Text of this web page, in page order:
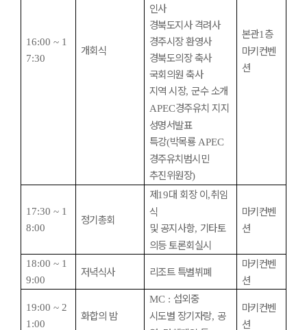
16:00 ~ 1
7:30
개회식
인사
경북도지사 격려사
경주시장 환영사
경북도의장 축사
국회의원 축사
지역 시장,군수 소개
APEC경주유치 지지
성명서발표
특강(박목룡 APEC
경주유치범시민
추진위원장)
본관1 층
마키컨벤
션
17:30 ~ 1
8:00
정기총회
제19대 회장 이,취임
식
및 공지사항, 기타토
의등 토론회실시
마키컨벤
션
18:00 ~ 1
9:00
저녁식사 리조트 특별뷔폐
마키컨벤
션
19:00 ~ 2
1:00
화합의 밤
MC : 섭외중
시도별 장기자랑, 공
마키컨벤
션